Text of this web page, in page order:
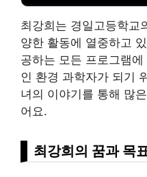
최강희는 경일고등학교
양한 활동에 열중하고
공하는 모든 프로그램
인 환경 과학자가 되기
녀의 이야기를 통해 많
어요.
최강희의 꿈과 목